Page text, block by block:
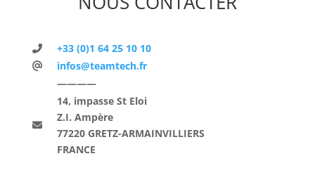
+33 (0)1 64 25 10 10
infos@teamtech.fr
————
14, impasse St Eloi
Z.I. Ampère
77220 GRETZ-ARMAINVILLIERS
FRANCE